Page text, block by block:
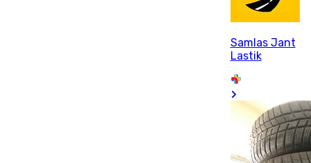
Samlas Jant
Lastik